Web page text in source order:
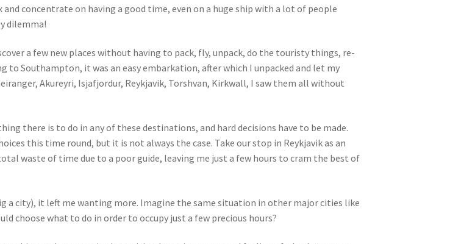
concentrate on having a good time, even on a huge ship with a lot of people
dilemma!
a few new places without having to pack, fly, unpack, do the touristy things, re-
to Southampton, it was an easy embarkation, after which I unpacked and let my
Akureyri, Isjafjordur, Reykjavik, Torshvan, Kirkwall, I saw them all without
there is to do in any of these destinations, and hard decisions have to be made.
this time round, but it is not always the case. Take our stop in Reykjavik as an
waste of time due to a poor guide, leaving me just a few hours to cram the best of
a city), it left me wanting more. Imagine the same situation in other major cities like
choose what to do in order to occupy just a few precious hours?